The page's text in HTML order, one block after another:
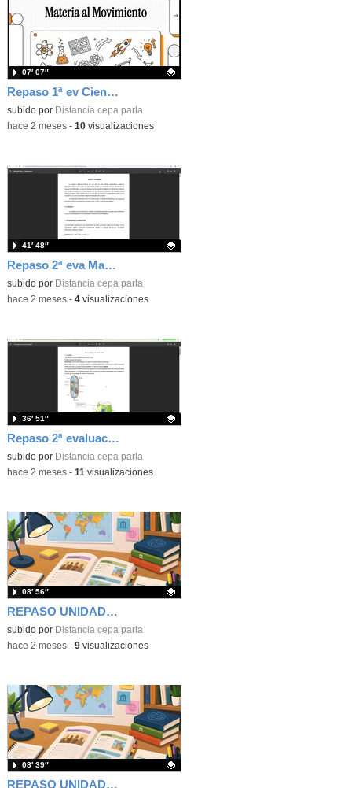
Repaso 1ª ev Ciencias y Tecnología ESO nivel1
Contenido educativo.
subido por Distancia cepa parla
07′ 07″
-hace 2 meses- 10visualizaciones
Repaso 2ª eva Matemáticas N-II
Contenido educativo.
subido por Distancia cepa parla
41′ 48″
-hace 2 meses- 4visualizaciones
Repaso 2ª evaluación N-I ciencias
Contenido educativo.
subido por Distancia cepa parla
36′ 51″
-hace 2 meses- 11 visualizaciones
REPASO UNIDAD 7. LA EDAD MEDIA
Contenido educativo.
subido por Distancia cepa parla
08′ 56″
-hace 2 meses- 9visualizaciones
REPASO UNIDAD 6: EL MUNDO CLÁSICO
08′ 39″